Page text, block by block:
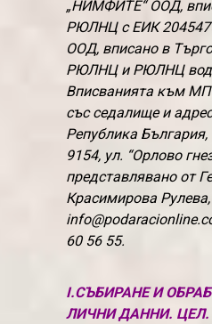
„НИМФИТЕ“ ООД,
РЮЛНЦ с ЕИК
ООД, вписано в
РЮЛНЦ и РЮЛНЦ
Вписванията към МП
със седалище и
Република България,
9154, ул. “Орлово
представлявано от
Красимирова
60 56 55.
I.СЪБИРАНЕ И
ЛИЧНИ ДАННИ. ЦЕЛ.